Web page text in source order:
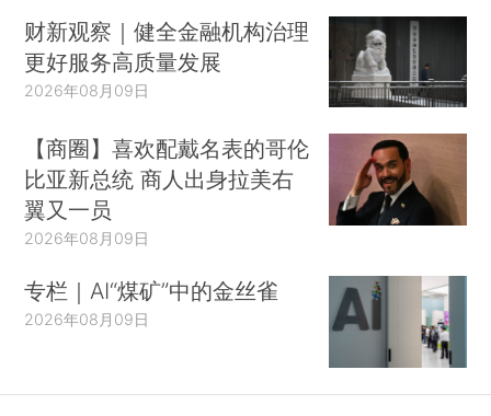
财新观察｜健全金融机构治理
更好服务高质量发展
2026年08月09日
【商圈】喜欢配戴名表的哥伦
比亚新总统 商人出身拉美右
翼又一员
2026年08月09日
专栏｜AI“煤矿”中的金丝雀
2026年08月09日